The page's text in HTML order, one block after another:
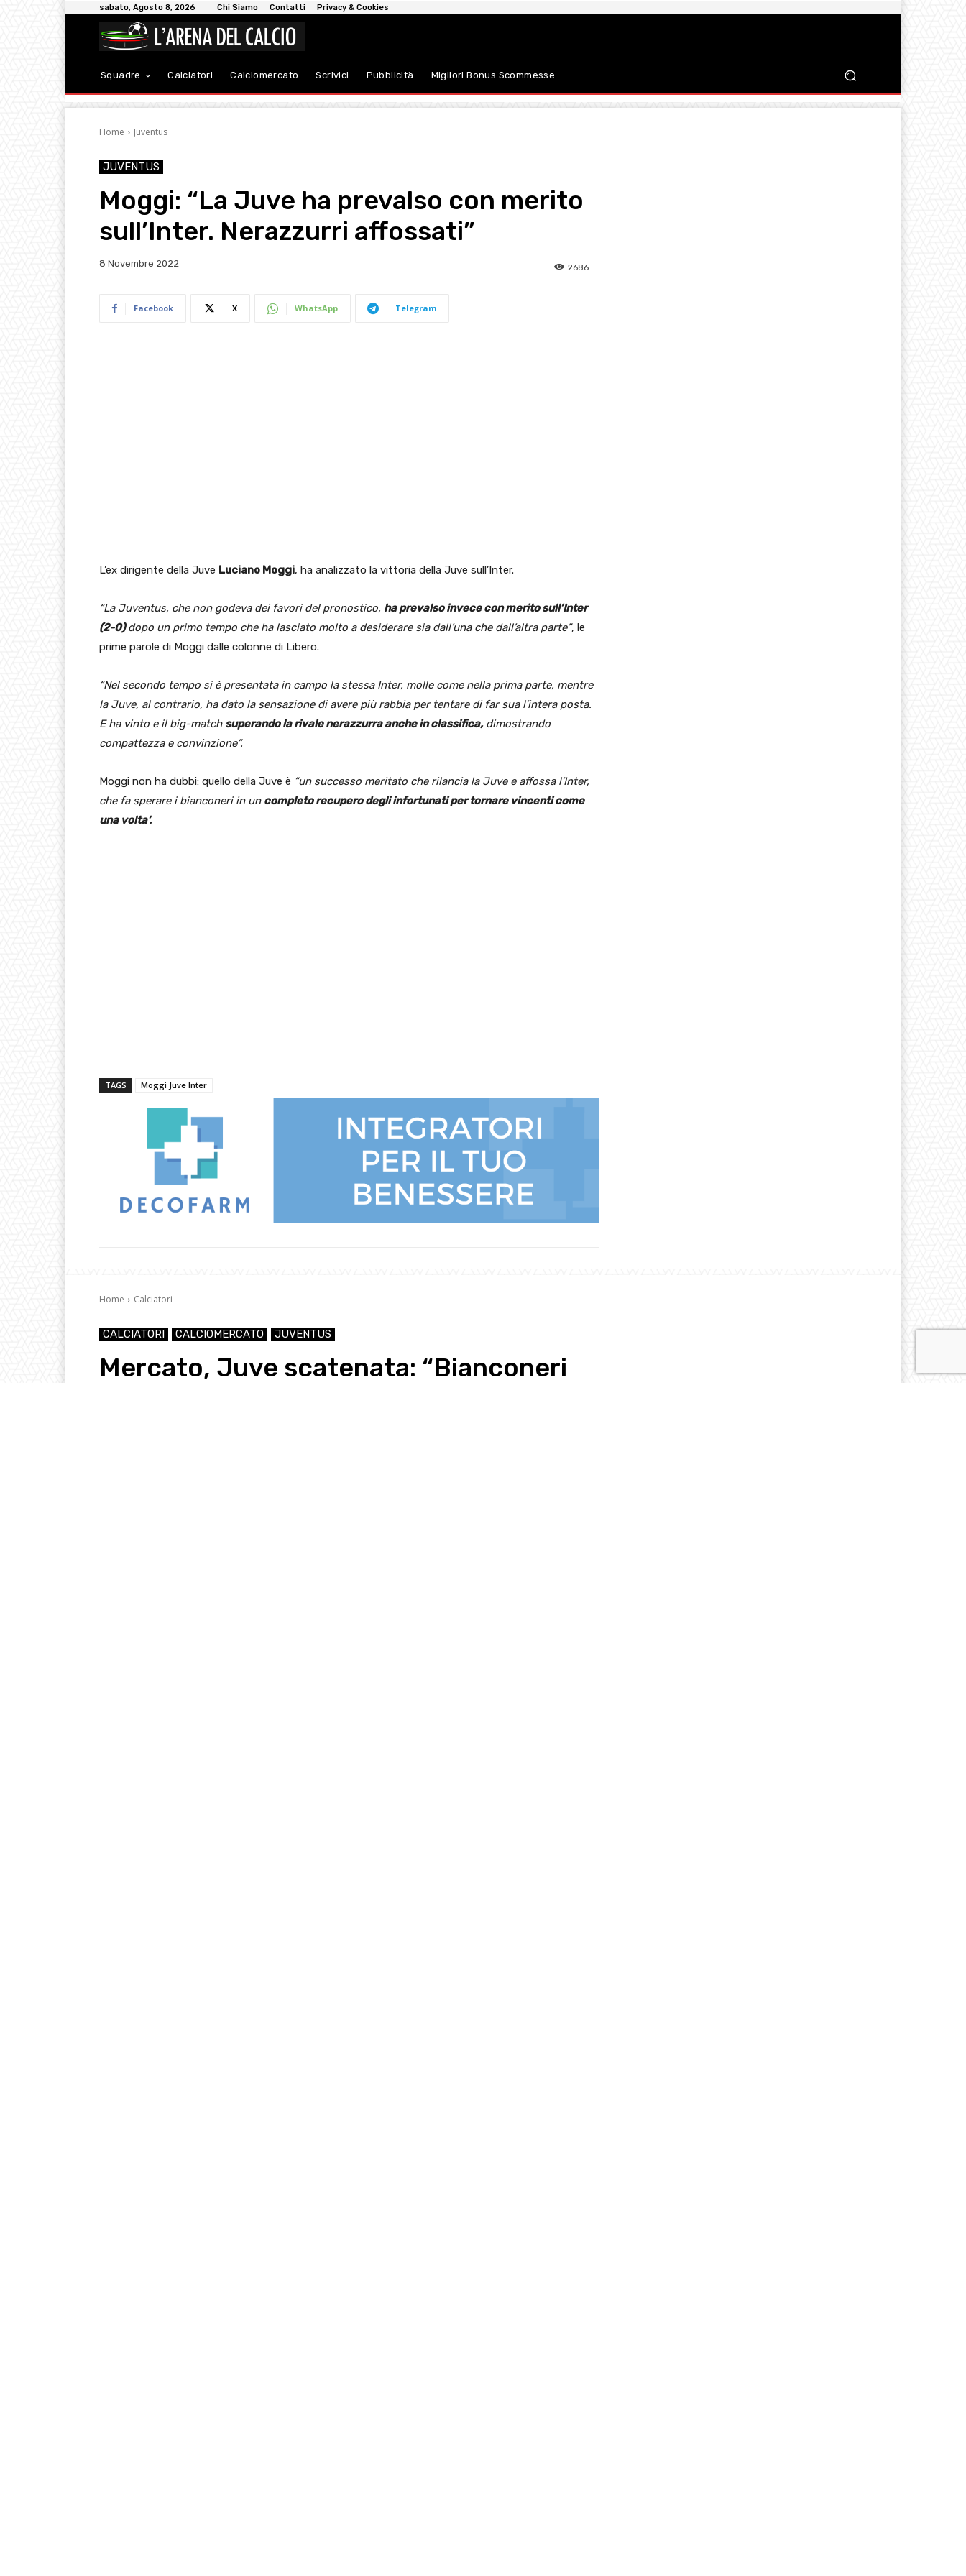
sabato, Agosto 8, 2026 Chi Siamo Contatti Privacy & Cookies
Squadre Calciatori Calciomercato Scrivici Pubblicità Migliori Bonus Scommesse
Home Juventus
JUVENTUS
Moggi: “La Juve ha prevalso con merito
sull’Inter. Nerazzurri affossati”
8 Novembre 2022 2686
Facebook X WhatsApp Telegram
L’ex dirigente della Juve Luciano Moggi, ha analizzato la vittoria della Juve sull’Inter.
“La Juventus, che non godeva dei favori del pronostico, ha prevalso invece con merito sull’Inter
(2-0)dopo un primo tempo che ha lasciato molto a desiderare sia dall’una che dall’altra parte”, le
prime parole di Moggi dalle colonne di Libero.
“Nel secondo tempo si è presentata in campo la stessa Inter, molle come nella prima parte, mentre
la Juve, al contrario, ha dato la sensazione di avere più rabbia per tentare di far sua l’intera posta.
E ha vinto e il big-match superando la rivale nerazzurra anche in classifica,dimostrando
compattezza e convinzione”.
Moggi non ha dubbi: quello della Juve è “un successo meritato che rilancia la Juve e affossa l’Inter,
che fa sperare i bianconeri in un completo recupero degli infortunati per tornare vincenti come
una volta’.
TAGS Moggi Juve Inter